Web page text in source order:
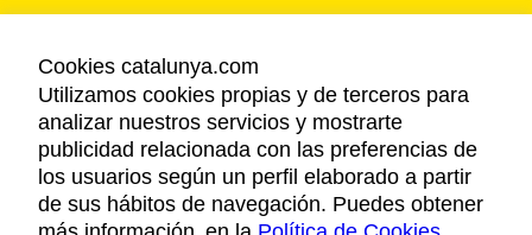
AVISO LEGAL
POLÍTICA DE PRIVACIDAD
COOKIES
ACCESSIBILIDAD
Cookies catalunya.com
Utilizamos cookies propias y de terceros para
analizar nuestros servicios y mostrarte
publicidad relacionada con las preferencias de
los usuarios según un perfil elaborado a partir
de sus hábitos de navegación. Puedes obtener